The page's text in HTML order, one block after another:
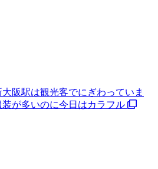
阪駅は観光客でにぎわっていま
が多いのに今日はカラフル